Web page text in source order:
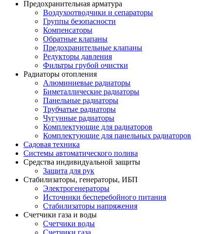
Предохранительная арматура
Воздухоотводчики и сепараторы
Группы безопасности
Компенсаторы
Обратные клапаны
Предохранительные клапаны
Редукторы давления
Фильтры грубой очистки
Радиаторы отопления
Алюминиевые радиаторы
Биметаллические радиаторы
Панельные радиаторы
Трубчатые радиаторы
Чугунные радиаторы
Комплектующие для радиаторов
Комплектующие для панельных радиаторов
Садовая техника
Системы автоматического полива
Средства индивидуальной защиты
Защита для рук
Стабилизаторы, генераторы, ИБП
Электрогенераторы
Источники бесперебойного питания
Стабилизаторы напряжения
Счетчики газа и воды
Счетчики воды
Счетчики газа